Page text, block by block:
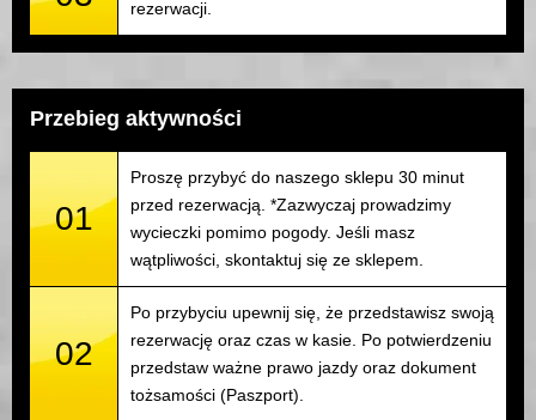
rezerwacji.
Przebieg aktywności
01
Proszę przybyć do naszego sklepu 30 minut
przed rezerwacją. *Zazwyczaj prowadzimy
wycieczki pomimo pogody. Jeśli masz
wątpliwości, skontaktuj się ze sklepem.
02
Po przybyciu upewnij się, że przedstawisz swoją
rezerwację oraz czas w kasie. Po potwierdzeniu
przedstaw ważne prawo jazdy oraz dokument
tożsamości (Paszport).